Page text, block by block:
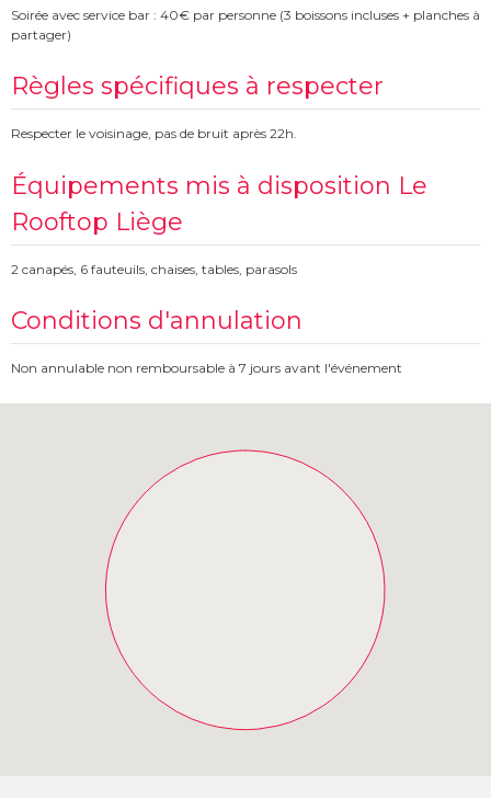
Soirée avec service bar : 40€ par personne (3 boissons incluses + planches à
partager)
Règles spécifiques à respecter
Respecter le voisinage, pas de bruit après 22h.
Équipements mis à disposition Le
Rooftop Liège
2 canapés, 6 fauteuils, chaises, tables, parasols
Conditions d'annulation
Non annulable non remboursable à 7 jours avant l'événement